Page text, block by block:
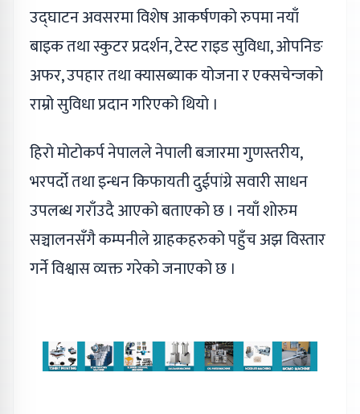
उद्घाटन अवसरमा विशेष आकर्षणको रुपमा नयाँ
बाइक तथा स्कुटर प्रदर्शन, टेस्ट राइड सुविधा, ओपनिङ
अफर, उपहार तथा क्यासब्याक योजना र एक्सचेन्जको
राम्रो सुविधा प्रदान गरिएको थियो ।
हिरो मोटोकर्प नेपालले नेपाली बजारमा गुणस्तरीय,
भरपर्दो तथा इन्धन किफायती दुईपांग्रे सवारी साधन
उपलब्ध गराँउदै आएको बताएको छ । नयाँ शोरुम
सञ्चालनसँगै कम्पनीले ग्राहकहरुको पहुँच अझ विस्तार
गर्ने विश्वास व्यक्त गरेको जनाएको छ ।